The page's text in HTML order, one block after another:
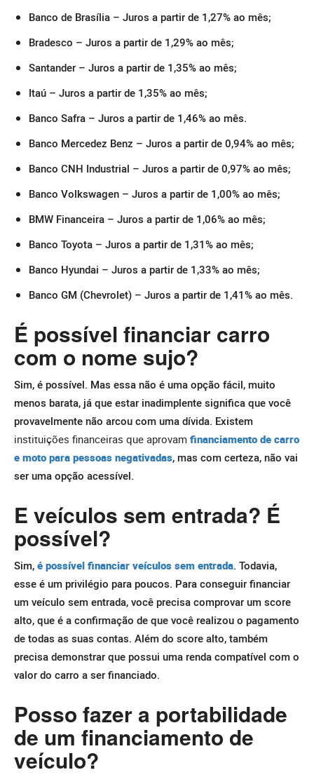
Banco de Brasília – Juros a partir de 1,27% ao mês;
Bradesco – Juros a partir de 1,29% ao mês;
Santander – Juros a partir de 1,35% ao mês;
Itaú – Juros a partir de 1,35% ao mês;
Banco Safra – Juros a partir de 1,46% ao mês.
Banco Mercedez Benz – Juros a partir de 0,94% ao mês;
Banco CNH Industrial – Juros a partir de 0,97% ao mês;
Banco Volkswagen – Juros a partir de 1,00% ao mês;
BMW Financeira – Juros a partir de 1,06% ao mês;
Banco Toyota – Juros a partir de 1,31% ao mês;
Banco Hyundai – Juros a partir de 1,33% ao mês;
Banco GM (Chevrolet) – Juros a partir de 1,41% ao mês.
É possível financiar carro
com o nome sujo?
Sim, é possível. Mas essa não é uma opção fácil, muito
menos barata, já que estar inadimplente significa que você
provavelmente não arcou com uma dívida. Existem
instituições financeiras que aprovam financiamento de carro
e moto para pessoas negativadas, mas com certeza, não vai
ser uma opção acessível.
E veículos sem entrada? É
possível?
Sim, é possível financiar veículos sem entrada. Todavia,
esse é um privilégio para poucos. Para conseguir financiar
um veículo sem entrada, você precisa comprovar um score
alto, que é a confirmação de que você realizou o pagamento
de todas as suas contas. Além do score alto, também
precisa demonstrar que possui uma renda compatível com o
valor do carro a ser financiado.
Posso fazer a portabilidade
de um financiamento de
veículo?